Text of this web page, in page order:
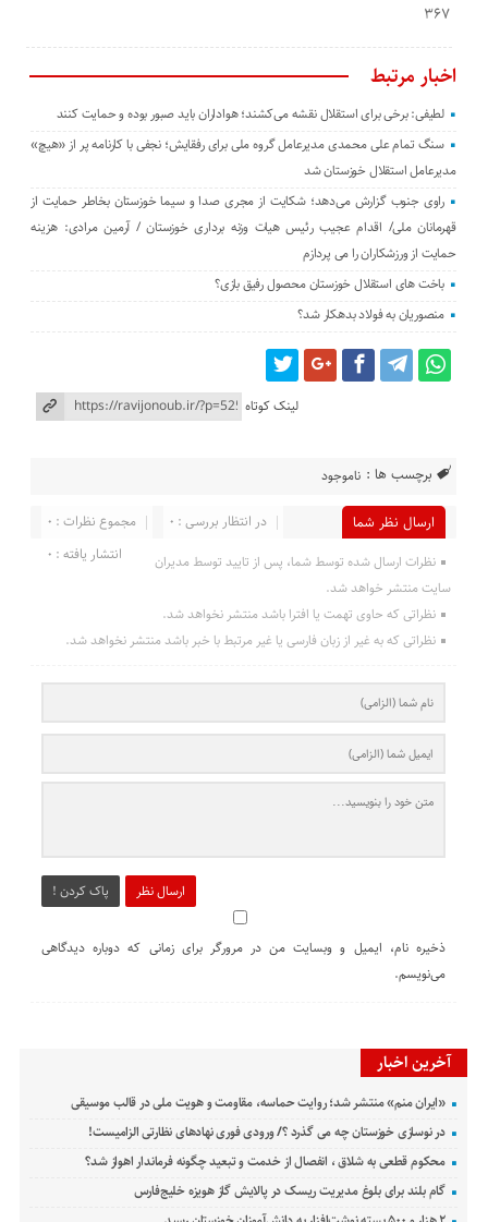
۳۶۷
اخبار مرتبط
لطیفی: برخی برای استقلال نقشه می‌کشند؛ هواداران باید صبور بوده و حمایت کنند
سنگ تمام علی محمدی مدیرعامل گروه ملی برای رفقایش؛ نجفی با کارنامه پر از «هیچ»
مدیرعامل استقلال خوزستان شد
راوی جنوب گزارش می‌دهد؛ شکایت از مجری صدا و سیما خوزستان بخاطر حمایت از
قهرمانان ملی/ اقدام عجیب رئیس هیات وزنه برداری خوزستان / آرمین مرادی: هزینه
حمایت از ورزشکاران را می پردازم
باخت های استقلال خوزستان محصول رفیق بازی؟
منصوریان به فولاد بدهکار شد؟
لینک کوتاه
برچسب ها : ناموجود
ارسال نظر شما مجموع نظرات : 0
در انتظار بررسی : 0
انتشار یافته : 0
نظرات ارسال شده توسط شما، پس از تایید توسط مدیران
سایت منتشر خواهد شد.
نظراتی که حاوی تهمت یا افترا باشد منتشر نخواهد شد.
نظراتی که به غیر از زبان فارسی یا غیر مرتبط با خبر باشد منتشر نخواهد شد.
ارسال نظر پاک کردن !
ذخیره نام، ایمیل و وبسایت من در مرورگر برای زمانی که دوباره دیدگاهی
می‌نویسم.
آخرین اخبار
«ایران منم» منتشر شد؛ روایت حماسه، مقاومت و هویت ملی در قالب موسیقی
در نوسازی خوزستان چه می گذرد ؟/ ورودی فوری نهادهای نظارتی الزامیست!
محکوم قطعی به شلاق ، انفصال از خدمت و تبعید چگونه فرماندار اهواز شد؟
گام بلند برای بلوغ مدیریت ریسک در پالایش گاز هویزه خلیج‌فارس